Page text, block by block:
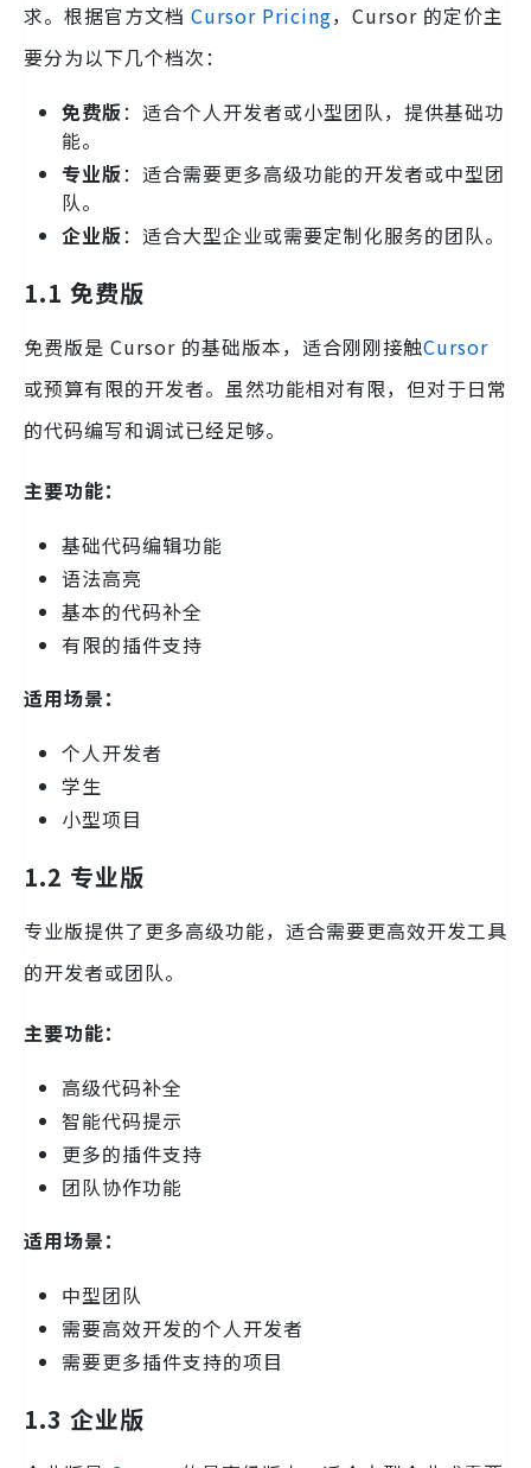
求。根据官方文档 Cursor Pricing，Cursor 的定价主
要分为以下几个档次：
免费版：适合个人开发者或小型团队，提供基础功
能。
专业版：适合需要更多高级功能的开发者或中型团
队。
企业版：适合大型企业或需要定制化服务的团队。
1.1 免费版
免费版是 Cursor 的基础版本，适合刚刚接触Cursor
或预算有限的开发者。虽然功能相对有限，但对于日常
的代码编写和调试已经足够。
主要功能：
基础代码编辑功能
语法高亮
基本的代码补全
有限的插件支持
适用场景：
个人开发者
学生
小型项目
1.2 专业版
专业版提供了更多高级功能，适合需要更高效开发工具
的开发者或团队。
主要功能：
高级代码补全
智能代码提示
更多的插件支持
团队协作功能
适用场景：
中型团队
需要高效开发的个人开发者
需要更多插件支持的项目
1.3 企业版